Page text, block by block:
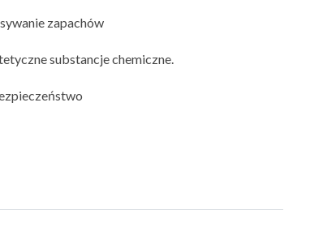
zapachów
substancje chemiczne.